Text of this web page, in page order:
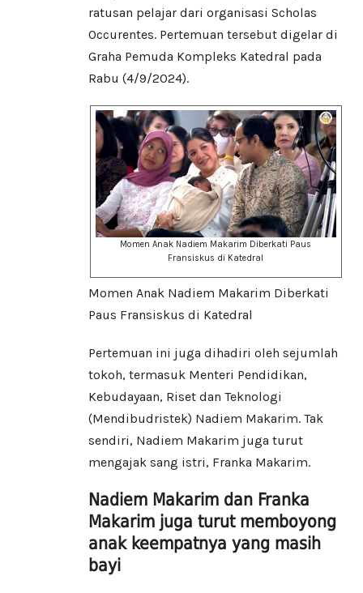
ratusan pelajar dari organisasi Scholas
Occurentes. Pertemuan tersebut digelar di
Graha Pemuda Kompleks Katedral pada
Rabu (4/9/2024).
Momen Anak Nadiem Makarim Diberkati Paus
Fransiskus di Katedral
Momen Anak Nadiem Makarim Diberkati
Paus Fransiskus di Katedral
Pertemuan ini juga dihadiri oleh sejumlah
tokoh, termasuk Menteri Pendidikan,
Kebudayaan, Riset dan Teknologi
(Mendibudristek) Nadiem Makarim. Tak
sendiri, Nadiem Makarim juga turut
mengajak sang istri, Franka Makarim.
Nadiem Makarim dan Franka
Makarim juga turut memboyong
anak keempatnya yang masih
bayi